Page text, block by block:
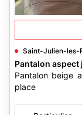
Saint-Julien-les-
Pantalon
Pantalon beige
place